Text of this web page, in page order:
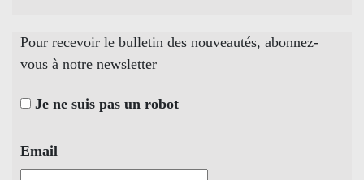
Pour recevoir le bulletin des nouveautés, abonnez-
vous à notre newsletter
Je ne suis pas un robot
Email